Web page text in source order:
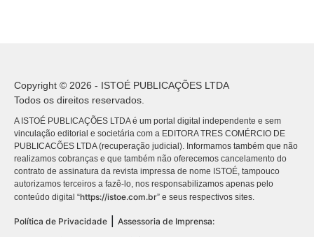
Copyright © 2026 - ISTOÉ PUBLICAÇÕES LTDA
Todos os direitos reservados.
A ISTOÉ PUBLICAÇÕES LTDA é um portal digital independente e sem
vinculação editorial e societária com a EDITORA TRES COMÉRCIO DE
PUBLICACÕES LTDA (recuperação judicial). Informamos também que não
realizamos cobranças e que também não oferecemos cancelamento do
contrato de assinatura da revista impressa de nome ISTOÉ, tampouco
autorizamos terceiros a fazê-lo, nos responsabilizamos apenas pelo
conteúdo digital “https://istoe.com.br” e seus respectivos sites.
Política de Privacidade
Assessoria de Imprensa: